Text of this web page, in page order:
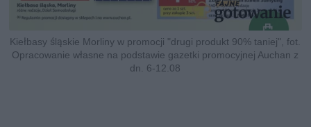
Kiełbasy śląskie Morliny w promocji "drugi produkt 90% taniej", fot.
Opracowanie własne na podstawie gazetki promocyjnej Auchan z
dn. 6-12.08